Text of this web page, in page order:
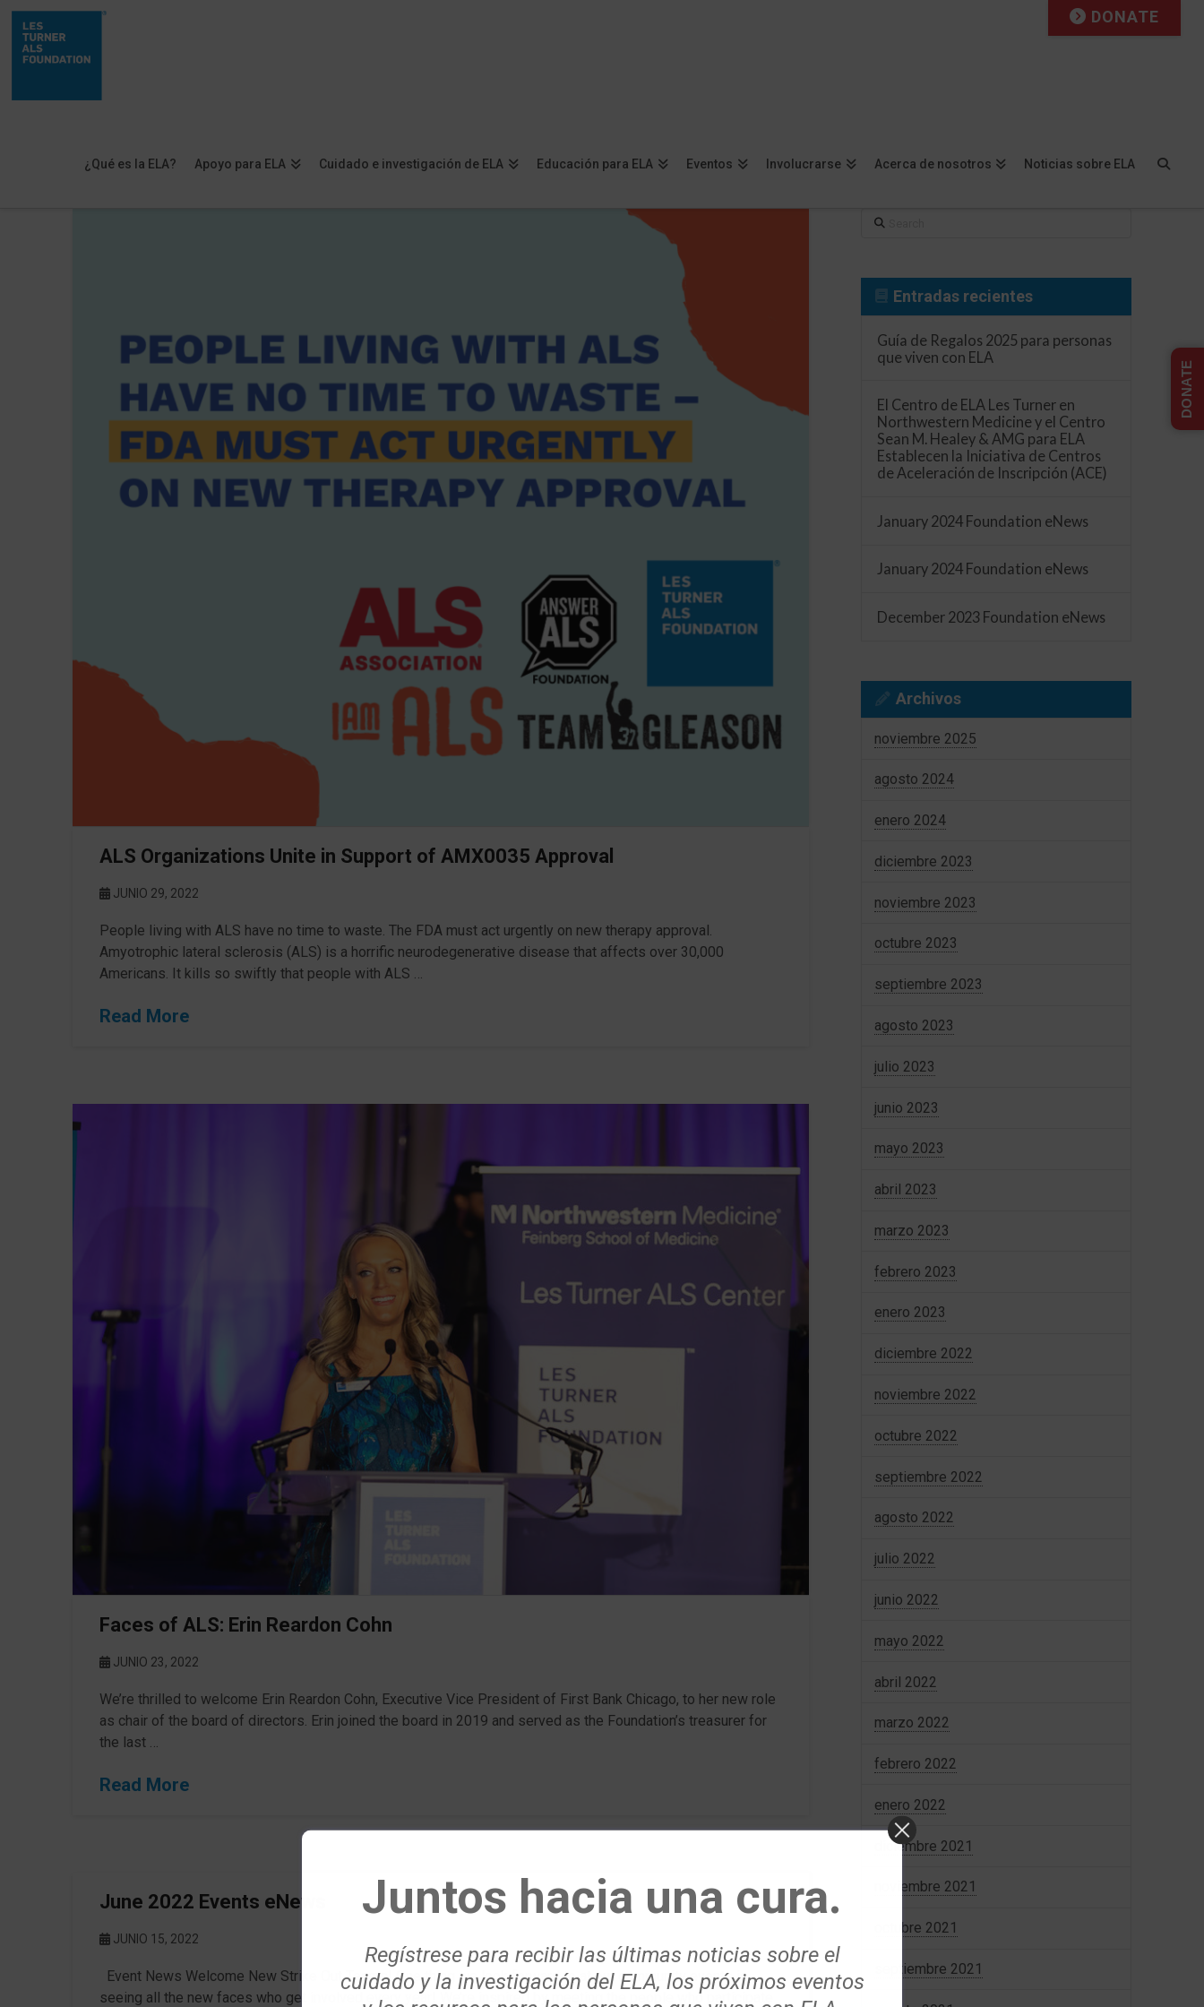
¿Qué es la ELA? Apoyo para ELA Cuidado e investigación de ELA Educación para ELA Eventos Involucrarse Acerca de nosotros Noticias sobre ELA
DONATE
ALS Organizations Unite in Support of AMX0035 Approval
JUNIO 29, 2022
People living with ALS have no time to waste. The FDA must act urgently on new therapy approval.
Amyotrophic lateral sclerosis (ALS) is a horrific neurodegenerative disease that affects over 30,000
Americans. It kills so swiftly that people with ALS …
Read More
Faces of ALS: Erin Reardon Cohn
JUNIO 23, 2022
We’re thrilled to welcome Erin Reardon Cohn, Executive Vice President of First Bank Chicago, to her new role
as chair of the board of directors. Erin joined the board in 2019 and served as the Foundation’s treasurer for
the last …
Read More
June 2022 Events eNews
JUNIO 15, 2022
Event News Welcome New Strike Out Teams! One thing we look forward to at our community events is
seeing all the new faces who get involved every year! We’re inspired by meeting the people who participate
Search
Entradas recientes
Guía de Regalos 2025 para personas
que viven con ELA
El Centro de ELA Les Turner en
Northwestern Medicine y el Centro
Sean M. Healey & AMG para ELA
Establecen la Iniciativa de Centros
de Aceleración de Inscripción (ACE)
January 2024 Foundation eNews
January 2024 Foundation eNews
December 2023 Foundation eNews
Archivos
noviembre 2025
agosto 2024
enero 2024
diciembre 2023
noviembre 2023
octubre 2023
septiembre 2023
agosto 2023
julio 2023
junio 2023
mayo 2023
abril 2023
marzo 2023
febrero 2023
enero 2023
diciembre 2022
noviembre 2022
octubre 2022
septiembre 2022
agosto 2022
julio 2022
junio 2022
mayo 2022
abril 2022
marzo 2022
febrero 2022
enero 2022
diciembre 2021
noviembre 2021
octubre 2021
septiembre 2021
DONATE
Juntos hacia una cura.
Regístrese para recibir las últimas noticias sobre el
cuidado y la investigación del ELA, los próximos eventos